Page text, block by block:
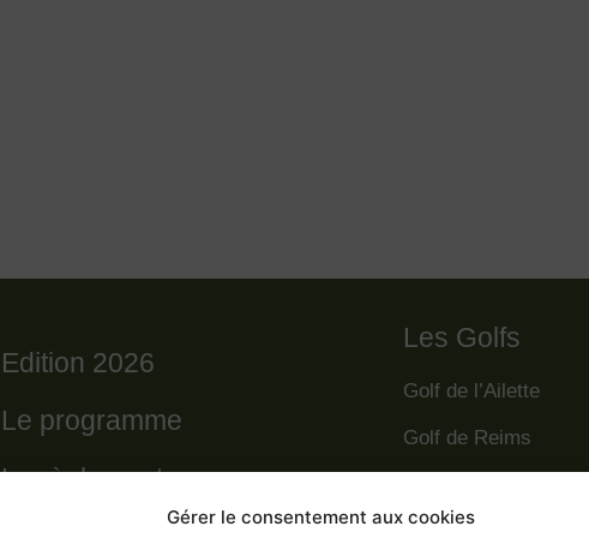
Gérer le consentement aux cookies
Edition 2026
Le programme
Le règlement
Les Golfs
Golf de l’Ailette
Golf de Reims
Golf des Poursaudes